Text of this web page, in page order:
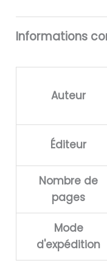
Informations
Auteur
Éditeur
Nombre de
pages
Mode
d'expédition